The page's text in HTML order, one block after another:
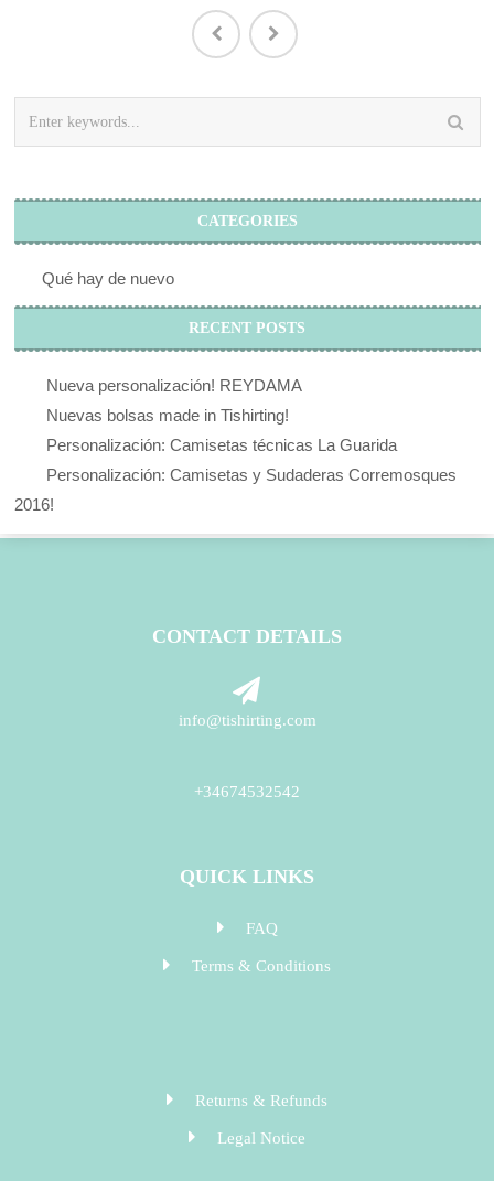
CATEGORIES
Qué hay de nuevo
RECENT POSTS
Nueva personalización! REYDAMA
Nuevas bolsas made in Tishirting!
Personalización: Camisetas técnicas La Guarida
Personalización: Camisetas y Sudaderas Corremosques
2016!
CONTACT DETAILS
info@tishirting.com
+34674532542
QUICK LINKS
FAQ
Terms & Conditions
Returns & Refunds
Legal Notice